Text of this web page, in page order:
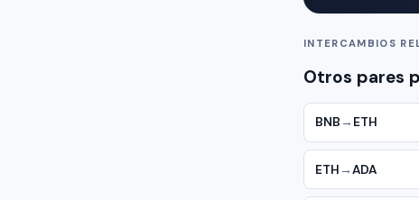
INTERCAMBIOS
Otros pares
BNB → ETH
ETH →ADA